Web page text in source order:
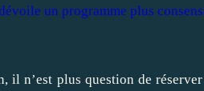
un programme plus
il n’est plus question de réserver